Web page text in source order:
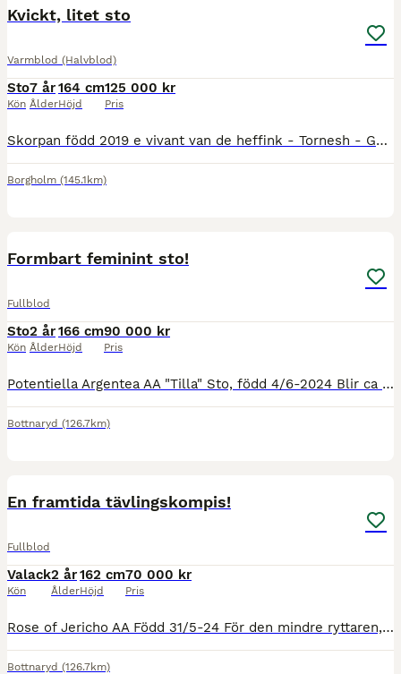
Kvickt, litet sto
Varmblod (Halvblod)
Sto
Kön
7 år
Ålder
164 cm
Höjd
125 000 kr
Pris
Skorpan född 2019 e vivant van de heffink - Tornesh - Gulliver, ca 164cm. Känslig och inte alltid helt enkel i ridningen. Hoppar fint. Hoppat pay and jump. Tränar regelbundet för tränare I dressyr.
Borgholm (145.1km)
Formbart feminint sto!
Fullblod
Sto
Kön
2 år
Ålder
166 cm
Höjd
90 000 kr
Pris
Potentiella Argentea AA "Tilla" Sto, född 4/6-2024 Blir ca 166cm e: CB Fragandi in Blue AA - Fango in Blue AA - Canterbury - Business AA u: Pasjona AA - Harpun AA (Askar AA) - Plonsk AA Bra exteriör
Bottnaryd (126.7km)
En framtida tävlingskompis!
Fullblod
Valack
Kön
2 år
Ålder
162 cm
Höjd
70 000 kr
Pris
Rose of Jericho AA Född 31/5-24 För den mindre ryttaren, förväntad mankhöjd ca 162cm. e: Candide (Swb) (Kannan - Jaguar Mail - Wolfgang) u: TW Rosa Bella AA (Fango in Blue AA - Casper NPA - Enrico AA)
Bottnaryd (126.7km)